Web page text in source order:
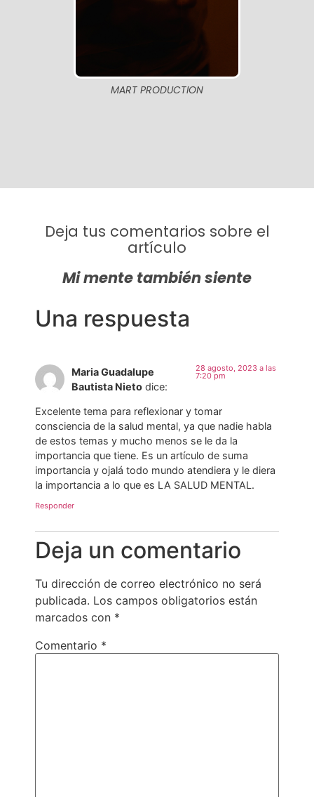
MART PRODUCTION
Deja tus comentarios sobre el
artículo
Mi mente también siente
Una respuesta
Maria Guadalupe
Bautista Nieto dice:
28 agosto, 2023 a las
7:20 pm
Excelente tema para reflexionar y tomar
consciencia de la salud mental, ya que nadie habla
de estos temas y mucho menos se le da la
importancia que tiene. Es un artículo de suma
importancia y ojalá todo mundo atendiera y le diera
la importancia a lo que es LA SALUD MENTAL.
Responder
Deja un comentario
Tu dirección de correo electrónico no será
publicada. Los campos obligatorios están
marcados con *
Comentario *